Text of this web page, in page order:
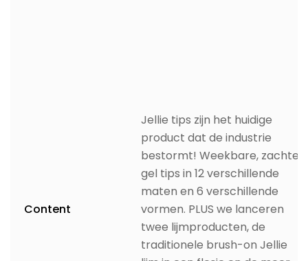
Content
Jellie tips zijn het huidige
product dat de industrie
bestormt! Weekbare, zachte
gel tips in 12 verschillende
maten en 6 verschillende
vormen. PLUS we lanceren
twee lijmproducten, de
traditionele brush-on Jellie